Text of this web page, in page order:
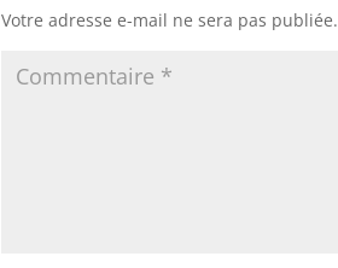
Votre adresse e-mail ne sera pas publiée.